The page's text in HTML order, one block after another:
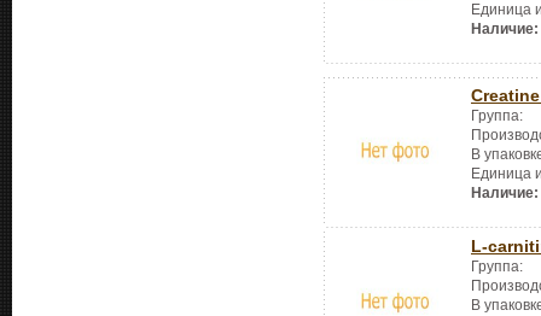
Единица
Наличие:
Группа:
В
Единица
Наличие:
L-
Группа:
В